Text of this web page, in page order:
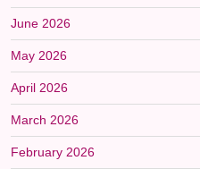
June 2026
May 2026
April 2026
March 2026
February 2026